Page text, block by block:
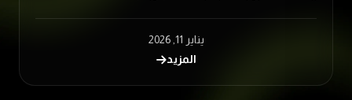
يناير 11, 2026
المزيد